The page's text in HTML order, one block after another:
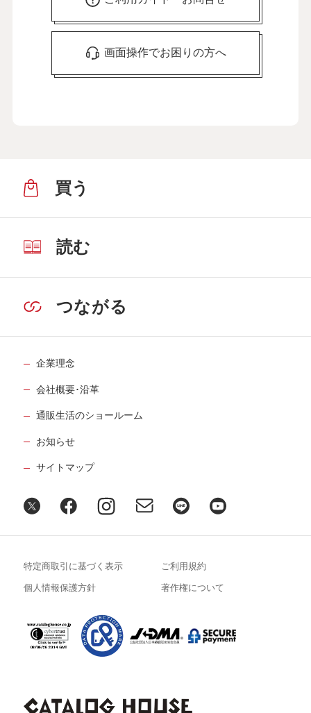
画面操作でお困りの方へ
買う
読む
つながる
企業理念
会社概要･沿革
通販生活のショールーム
お知らせ
サイトマップ
特定商取引に基づく表示 ご利用規約
個人情報保護方針 著作権について